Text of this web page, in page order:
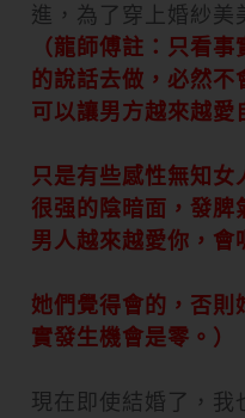
進，為了穿上婚紗美
（龍師傅註：只看
的說話去做，必然
可以讓男方越來越愛
只是有些感性無知
很强的陰暗面，發脾
男人越來越愛你，會
她們覺得會的，否則
實發生機會是零。）
現在即使結婚了，我